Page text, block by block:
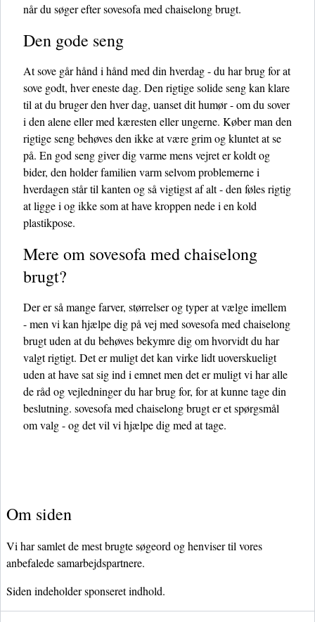
når du søger efter sovesofa med chaiselong brugt.
Den gode seng
At sove går hånd i hånd med din hverdag - du har brug for at
sove godt, hver eneste dag. Den rigtige solide seng kan klare
til at du bruger den hver dag, uanset dit humør - om du sover
i den alene eller med kæresten eller ungerne. Køber man den
rigtige seng behøves den ikke at være grim og kluntet at se
på. En god seng giver dig varme mens vejret er koldt og
bider, den holder familien varm selvom problemerne i
hverdagen står til kanten og så vigtigst af alt - den føles rigtig
at ligge i og ikke som at have kroppen nede i en kold
plastikpose.
Mere om sovesofa med chaiselong
brugt?
Der er så mange farver, størrelser og typer at vælge imellem
- men vi kan hjælpe dig på vej med sovesofa med chaiselong
brugt uden at du behøves bekymre dig om hvorvidt du har
valgt rigtigt. Det er muligt det kan virke lidt uoverskueligt
uden at have sat sig ind i emnet men det er muligt vi har alle
de råd og vejledninger du har brug for, for at kunne tage din
beslutning. sovesofa med chaiselong brugt er et spørgsmål
om valg - og det vil vi hjælpe dig med at tage.
Om siden
Vi har samlet de mest brugte søgeord og henviser til vores
anbefalede samarbejdspartnere.
Siden indeholder sponseret indhold.